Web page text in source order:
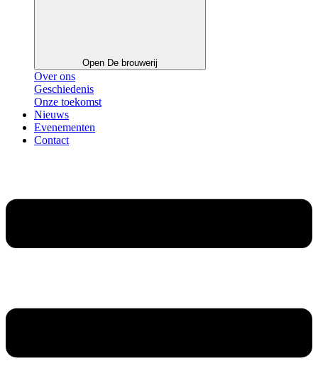
Open De brouwerij
Over ons
Geschiedenis
Onze toekomst
Nieuws
Evenementen
Contact